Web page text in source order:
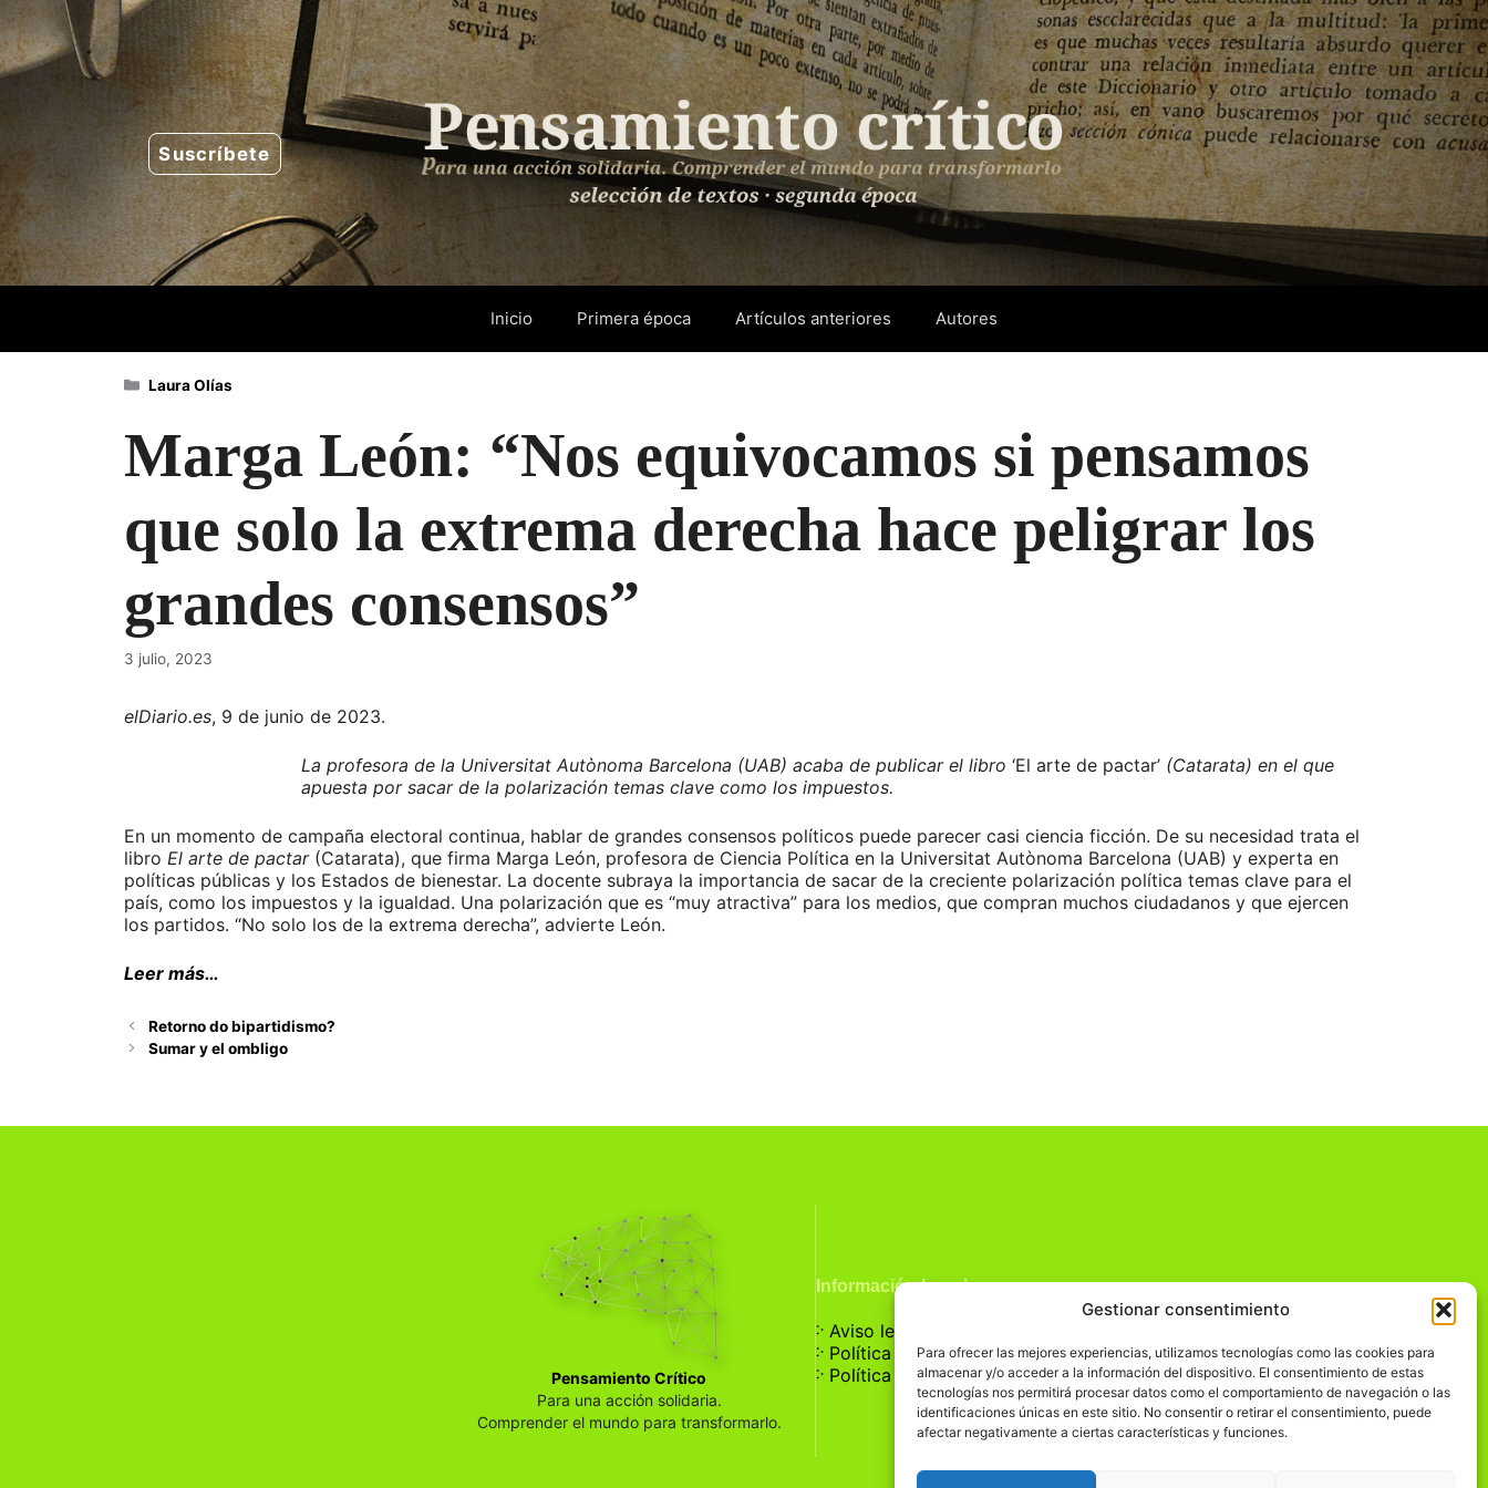
Gestionar consentimiento
Para ofrecer las mejores experiencias, utilizamos tecnologías como las cookies para
almacenar y/o acceder a la información del dispositivo. El consentimiento de estas
tecnologías nos permitirá procesar datos como el comportamiento de navegación o las
identificaciones únicas en este sitio. No consentir o retirar el consentimiento, puede
afectar negativamente a ciertas características y funciones.
Saltar
al
contenido
Suscríbete
Inicio Primera época Artículos anteriores Autores
Marga León: “Nos equivocamos si pensamos
que solo la extrema derecha hace peligrar los
grandes consensos”
3 julio, 2023
elDiario.es, 9 de junio de 2023.
La profesora de la Universitat Autònoma Barcelona (UAB) acaba de publicar el libro ‘El arte de pactar’ (Catarata) en el que
apuesta por sacar de la polarización temas clave como los impuestos.
En un momento de campaña electoral continua, hablar de grandes consensos políticos puede parecer casi ciencia ficción. De su necesidad trata el
libro El arte de pactar(Catarata), que firma Marga León, profesora de Ciencia Política en la Universitat Autònoma Barcelona (UAB) y experta en
políticas públicas y los Estados de bienestar. La docente subraya la importancia de sacar de la creciente polarización política temas clave para el
país, como los impuestos y la igualdad. Una polarización que es “muy atractiva” para los medios, que compran muchos ciudadanos y que ejercen
los partidos. “No solo los de la extrema derecha”, advierte León.
Leer más…
Categorías
Laura Olías
Retorno do bipartidismo?
Sumar y el ombligo
Pensamiento Crítico
Para una acción solidaria.
Comprender el mundo para transformarlo.
Información Legal
჻Aviso legal
჻Política de privacidad
჻Política de cookies